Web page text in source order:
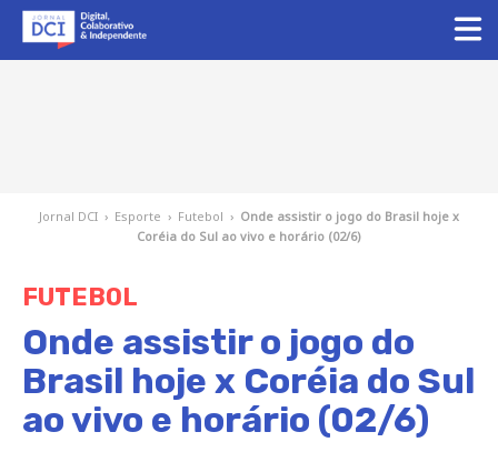
Jornal DCI › Esporte › Futebol › Onde assistir o jogo do Brasil hoje x
Coréia do Sul ao vivo e horário (02/6)
FUTEBOL
Onde assistir o jogo do
Brasil hoje x Coréia do Sul
ao vivo e horário (02/6)